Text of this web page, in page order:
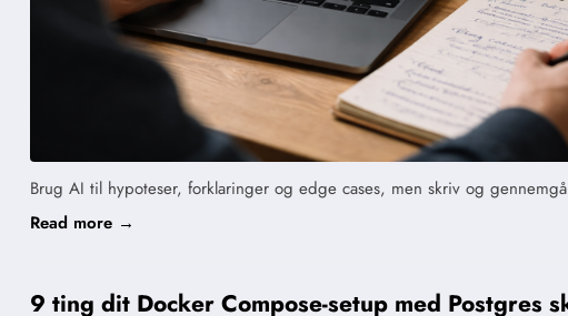
Brug AI til hypoteser, forklaringer og edge cases, men skriv og
Read more →
9 ting dit Docker Compose-setup med Postgres